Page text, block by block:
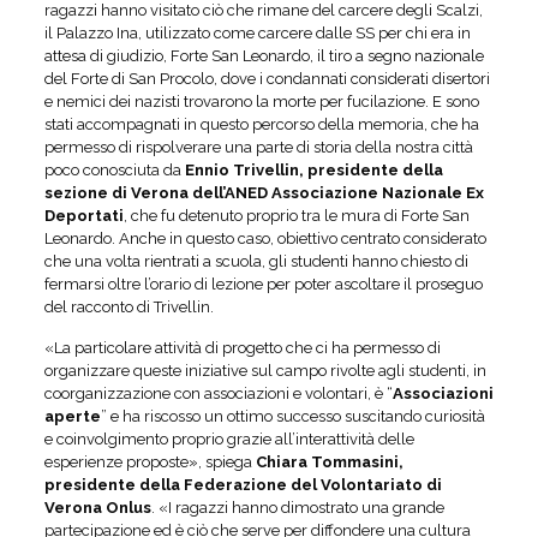
ragazzi hanno visitato ciò che rimane del carcere degli Scalzi,
il Palazzo Ina, utilizzato come carcere dalle SS per chi era in
attesa di giudizio, Forte San Leonardo, il tiro a segno nazionale
del Forte di San Procolo, dove i condannati considerati disertori
e nemici dei nazisti trovarono la morte per fucilazione. E sono
stati accompagnati in questo percorso della memoria, che ha
permesso di rispolverare una parte di storia della nostra città
poco conosciuta daEnnio Trivellin, presidente della
sezione di Verona dell’ANED Associazione Nazionale Ex
Deportati, che fu detenuto proprio tra le mura di Forte San
Leonardo. Anche in questo caso, obiettivo centrato considerato
che una volta rientrati a scuola, gli studenti hanno chiesto di
fermarsi oltre l’orario di lezione per poter ascoltare il proseguo
del racconto di Trivellin.
«La particolare attività di progetto che ci ha permesso di
organizzare queste iniziative sul campo rivolte agli studenti, in
coorganizzazione con associazioni e volontari, è “Associazioni
aperte” e ha riscosso un ottimo successo suscitando curiosità
e coinvolgimento proprio grazie all’interattività delle
esperienze proposte», spiega Chiara Tommasini,
presidente della Federazione del Volontariato di
Verona Onlus. «I ragazzi hanno dimostrato una grande
partecipazione ed è ciò che serve per diffondere una cultura